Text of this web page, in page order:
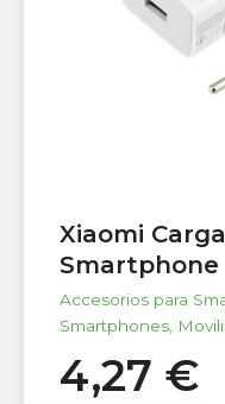
Xiaomi
Smartphone
Accesorios para
Smartphones,
4,27 €